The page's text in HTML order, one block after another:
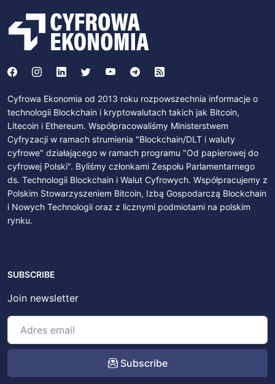
Cyfrowa Ekonomia od 2013 roku rozpowszechnia informacje o
technologii Blockchain i kryptowalutach takich jak Bitcoin,
Litecoin i Ethereum. Współpracowaliśmy Ministerstwem
Cyfryzacji w ramach strumienia "Blockchain/DLT i waluty
cyfrowe" działającego w ramach programu "Od papierowej do
cyfrowej Polski". Byliśmy członkami Zespołu Parlamentarnego
ds. Technologii Blockchain i Walut Cyfrowych. Współpracujemy z
Polskim Stowarzyszeniem Bitcoin, Izbą Gospodarczą Blockchain
i Nowych Technologii oraz z licznymi podmiotami na polskim
rynku.
SUBSCRIBE
Join newsletter
Subscribe